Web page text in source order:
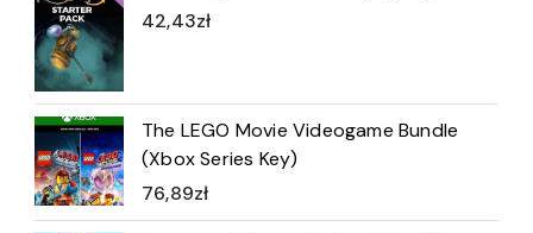
42,43zł
The LEGO Movie Videogame Bundle
(Xbox Series Key)
76,89zł